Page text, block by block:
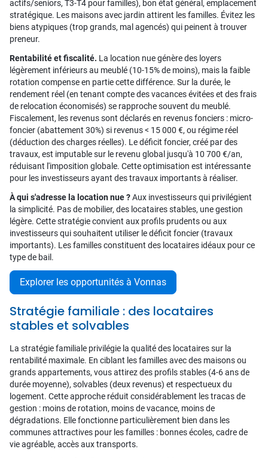
actifs/seniors, T3-T4 pour familles), bon état général, emplacement
stratégique. Les maisons avec jardin attirent les familles. Évitez les
biens atypiques (trop grands, mal agencés) qui peinent à trouver
preneur.
Rentabilité et fiscalité. La location nue génère des loyers
légèrement inférieurs au meublé (10-15% de moins), mais la faible
rotation compense en partie cette différence. Sur la durée, le
rendement réel (en tenant compte des vacances évitées et des frais
de relocation économisés) se rapproche souvent du meublé.
Fiscalement, les revenus sont déclarés en revenus fonciers : micro-
foncier (abattement 30%) si revenus < 15 000 €, ou régime réel
(déduction des charges réelles). Le déficit foncier, créé par des
travaux, est imputable sur le revenu global jusqu'à 10 700 €/an,
réduisant l'imposition globale. Cette optimisation est intéressante
pour les investisseurs ayant des travaux importants à réaliser.
À qui s'adresse la location nue ?Aux investisseurs qui privilégient
la simplicité. Pas de mobilier, des locataires stables, une gestion
légère. Cette stratégie convient aux profils prudents ou aux
investisseurs qui souhaitent utiliser le déficit foncier (travaux
importants). Les familles constituent des locataires idéaux pour ce
type de bail.
Explorer les opportunités à Vonnas
Stratégie familiale : des locataires
stables et solvables
La stratégie familiale privilégie la qualité des locataires sur la
rentabilité maximale. En ciblant les familles avec des maisons ou
grands appartements, vous attirez des profils stables (4-6 ans de
durée moyenne), solvables (deux revenus) et respectueux du
logement. Cette approche réduit considérablement les tracas de
gestion : moins de rotation, moins de vacance, moins de
dégradations. Elle fonctionne particulièrement bien dans les
communes attractives pour les familles : bonnes écoles, cadre de
vie agréable, accès aux transports.